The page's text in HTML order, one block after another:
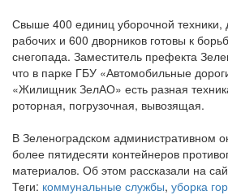
Свыше 400 единиц уборочной техники,
рабочих и 600 дворников готовы к
снегопада. Заместитель префекта
что в парке ГБУ «Автомобильные
«Жилищник ЗелАО» есть разная
роторная, погрузочная, вывозящая.
В Зеленоградском административном
более пятидесяти контейнеров
материалов. Об этом рассказали на
Теги: коммунальные службы, уборка